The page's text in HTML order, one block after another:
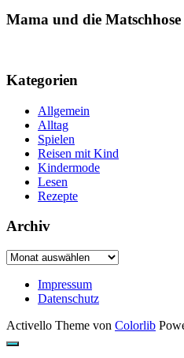
Mama und die
Kategorien
Allgemein
Alltag
Spielen
Reisen mit Kind
Kindermode
Lesen
Rezepte
Archiv
Archiv
Impressum
Datenschutz
Activello Theme von Colorlib